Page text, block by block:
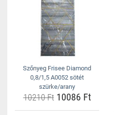
Szőnyeg Frisee Diamond
0,8/1,5 A0052 sötét
szürke/arany
10210 Ft10086 Ft